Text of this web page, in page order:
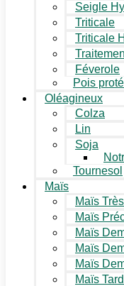
Seigle
Triticale
Triticale
Féverole
Pois
Oléagineux
Colza
Lin
Soja
Tournesol
Maïs
Maïs
Maïs
Maïs
Maïs
Maïs
Maïs